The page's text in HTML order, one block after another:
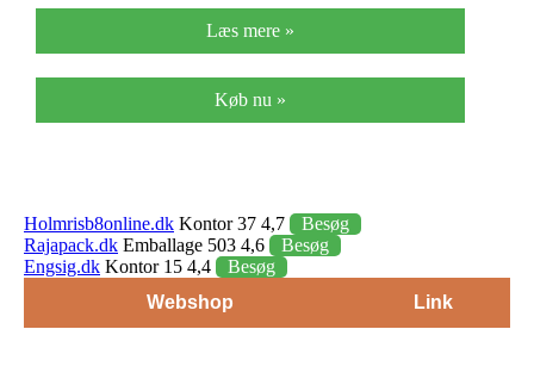
Læs mere »
Køb nu »
Holmrisb8online.dk Kontor 37 4,7
Besøg
Rajapack.dk Emballage 503 4,6
Besøg
Engsig.dk Kontor 15 4,4
Besøg
Webshop
Link